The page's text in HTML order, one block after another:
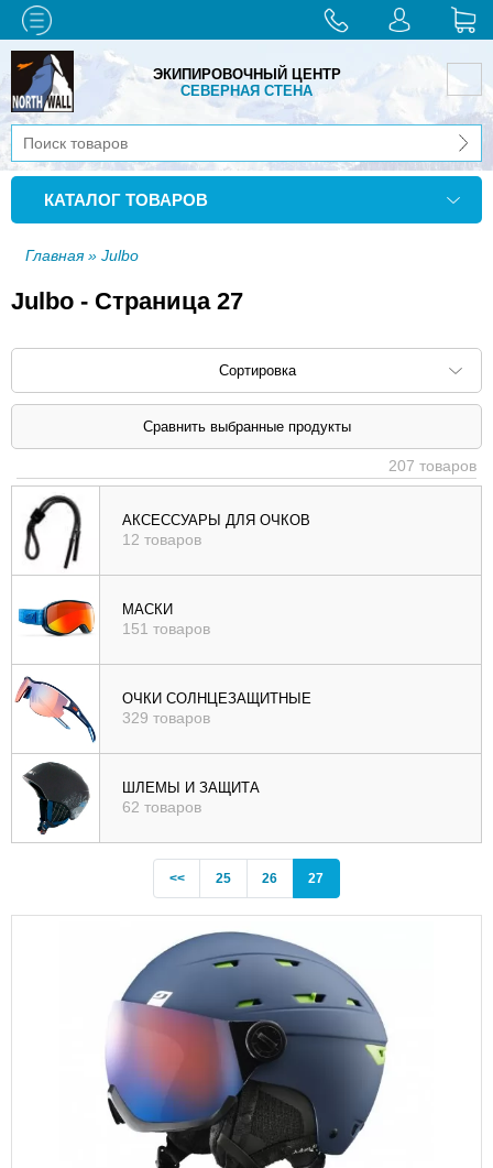
ЭКИПИРОВОЧНЫЙ ЦЕНТР
СЕВЕРНАЯ СТЕНА
КАТАЛОГ ТОВАРОВ
Главная» Julbo
Julbo - Страница 27
Сортировка
Сортировать по: наименованию (
убыв
), цене (
возр
|
убыв
), рейтингу (
возр
|
убыв
207 товаров
АКСЕССУАРЫ ДЛЯ ОЧКОВ
12 товаров
МАСКИ
151 товаров
ОЧКИ СОЛНЦЕЗАЩИТНЫЕ
329 товаров
ШЛЕМЫ И ЗАЩИТА
62 товаров
<<Previous
25 26 27(current)